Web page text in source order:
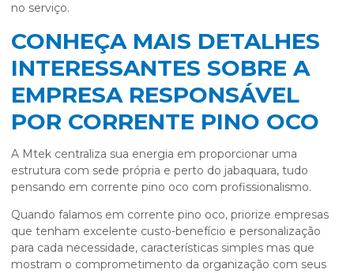
no serviço.
CONHEÇA MAIS DETALHES
INTERESSANTES SOBRE A
EMPRESA RESPONSÁVEL
POR CORRENTE PINO OCO
A Mtek centraliza sua energia em proporcionar uma
estrutura com sede própria e perto do jabaquara, tudo
pensando em corrente pino oco com profissionalismo.
Quando falamos em corrente pino oco, priorize empresas
que tenham excelente custo-benefício e personalização
para cada necessidade, características simples mas que
mostram o comprometimento da organização com seus